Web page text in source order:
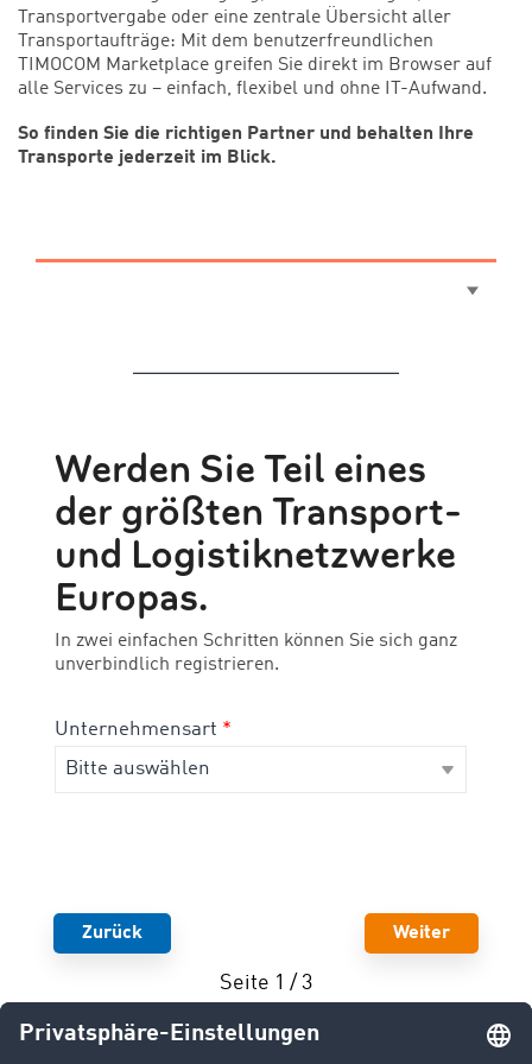
Transportvergabe oder eine zentrale Übersicht aller
Transportaufträge: Mit dem benutzerfreundlichen
TIMOCOM Marketplace greifen Sie direkt im Browser auf
alle Services zu – einfach, flexibel und ohne IT-Aufwand.
So finden Sie die richtigen Partner und behalten Ihre
Transporte jederzeit im Blick.
Werden Sie Teil eines
der größten Transport-
und Logistiknetzwerke
Europas.
In zwei einfachen Schritten können Sie sich ganz
unverbindlich registrieren.
Unternehmensart *
Zurück
Seite 1 / 3
Weiter